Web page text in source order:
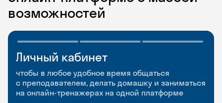
возможностей
Личный кабинет
чтобы в любое удобное время общаться
с преподавателем, делать домашку и заниматься
на онлайн-тренажерах на одной платформе
Мобильное
приложение
чтобы заниматься и изучать новые слова где
и когда удобно
Разговорные клубы
и Talks
Групповые занятия для разговорной практики
и индивидуальные встречи с преподавателями